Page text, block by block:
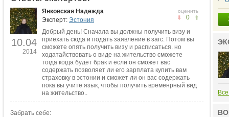
10.04
2014
оценить
0
Янковская Надежда
Эксперт: Эстония
Добрый день! Сначала вы должны получить визу и
приехать сюда и подать заявление в загс. Потом вы
сможете опять получить визу и расписаться. но
ходатайствовать о виде на жительство сможете
тогда когда будет брак и если он сможет вас
содержать позволяет ли его зарплата купить вам
страховку в эстонии и сможет ли он вас содержать
пока вы учите язык, чтобы получить временрный вид
на жительство..
Забрать себе: